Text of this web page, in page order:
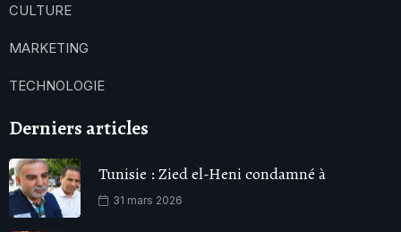
CULTURE
MARKETING
TECHNOLOGIE
Derniers articles
Tunisie : Zied el-Heni condamné à
31 mars 2026